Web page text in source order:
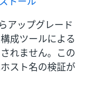
アップグレード
成ツールによる
れません。この
スト名の検証が